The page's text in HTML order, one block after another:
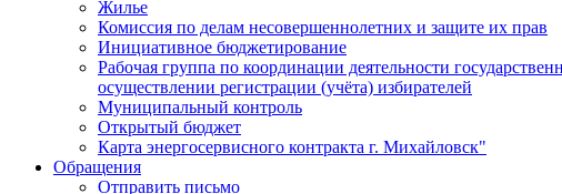
Жилье
Комиссия по делам несовершеннолетних и защите их прав
Инициативное бюджетирование
Рабочая группа по координации деятельности
осуществлении регистрации (учёта) избирателей
Муниципальный контроль
Открытый бюджет
Карта энергосервисного контракта г. Михайловск"
Обращения
Отправить письмо